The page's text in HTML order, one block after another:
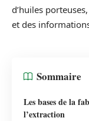
d’huiles
et des
Sommaire
Les bases de la
l’extraction